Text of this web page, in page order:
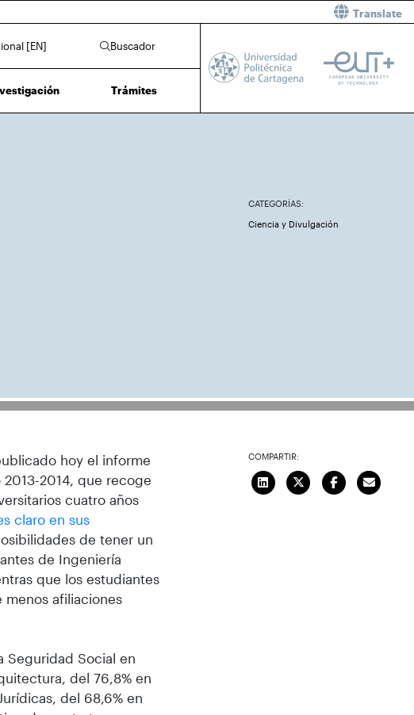
Translate
[EN] Buscador
Trámites
CATEGORÍAS:
Ciencia y Divulgación
hoy el informe
2013-2014, que recoge
cuatro años
claro en sus
de tener un
de Ingeniería
que los estudiantes
menos afiliaciones
Seguridad Social en
del 76,8% en
del 68,6% en
COMPARTIR: